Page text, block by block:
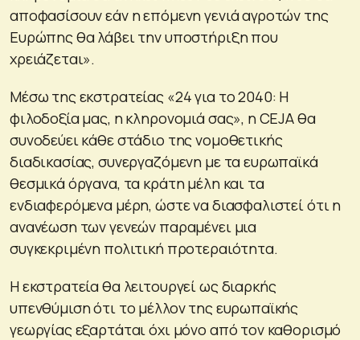
αποφασίσουν εάν η επόμενη γενιά αγροτών της
Ευρώπης θα λάβει την υποστήριξη που
χρειάζεται».
Μέσω της εκστρατείας «24 για το 2040: Η
φιλοδοξία μας, η κληρονομιά σας», η CEJA θα
συνοδεύει κάθε στάδιο της νομοθετικής
διαδικασίας, συνεργαζόμενη με τα ευρωπαϊκά
θεσμικά όργανα, τα κράτη μέλη και τα
ενδιαφερόμενα μέρη, ώστε να διασφαλιστεί ότι η
ανανέωση των γενεών παραμένει μια
συγκεκριμένη πολιτική προτεραιότητα.
Η εκστρατεία θα λειτουργεί ως διαρκής
υπενθύμιση ότι το μέλλον της ευρωπαϊκής
γεωργίας εξαρτάται όχι μόνο από τον καθορισμό